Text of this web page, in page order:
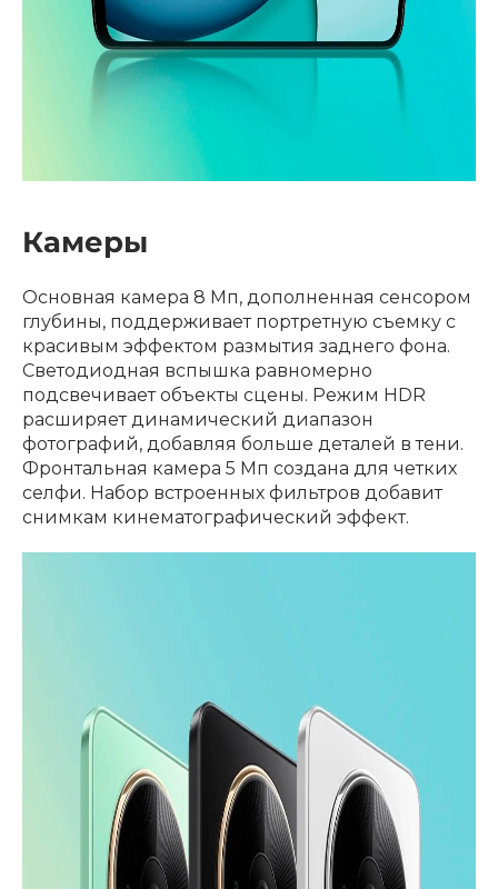
Камеры
Основная камера 8 Мп, дополненная сенсором
глубины, поддерживает портретную съемку с
красивым эффектом размытия заднего фона.
Светодиодная вспышка равномерно
подсвечивает объекты сцены. Режим HDR
расширяет динамический диапазон
фотографий, добавляя больше деталей в тени.
Фронтальная камера 5 Мп создана для четких
селфи. Набор встроенных фильтров добавит
снимкам кинематографический эффект.